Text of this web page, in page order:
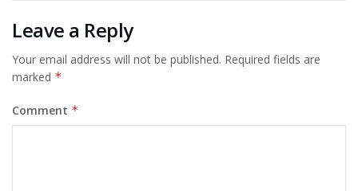
Leave a Reply
Your email address will not be published. Required fields are
marked *
Comment *